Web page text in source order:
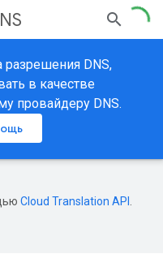
разрешения DNS,
в качестве
провайдеру DNS.
Cloud Translation API